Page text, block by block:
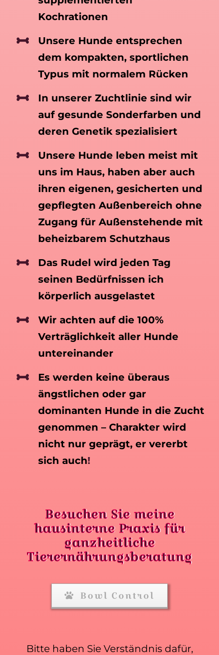
Kochrationen
Unsere Hunde entsprechen
dem kompakten, sportlichen
Typus mit normalem Rücken
In unserer Zuchtlinie sind wir
auf gesunde Sonderfarben und
deren Genetik spezialisiert
Unsere Hunde leben meist mit
uns im Haus, haben aber auch
ihren eigenen, gesicherten und
gepflegten Außenbereich ohne
Zugang für Außenstehende mit
beheizbarem Schutzhaus
Das Rudel wird jeden Tag
seinen Bedürfnissen ich
körperlich ausgelastet
Wir achten auf die 100%
Verträglichkeit aller Hunde
untereinander
Es werden keine überaus
ängstlichen oder gar
dominanten Hunde in die Zucht
genommen – Charakter wird
nicht nur geprägt, er vererbt
sich auch!
Besuchen Sie meine
hausinterne Praxis für
ganzheitliche
Tierernährungsberatung
Bowl Control
Bitte haben Sie Verständnis dafür,